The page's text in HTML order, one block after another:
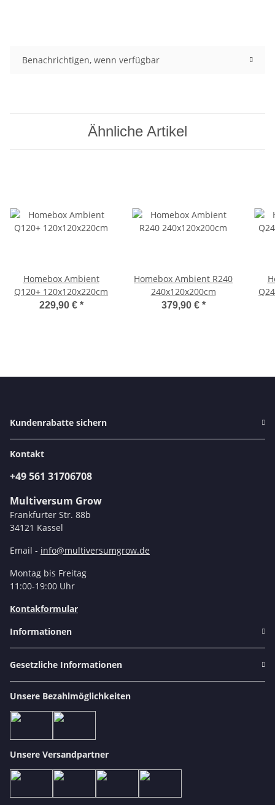
Benachrichtigen, wenn verfügbar
Ähnliche Artikel
Homebox Ambient
Q120+ 120x120x220cm
229,90 € *
Homebox Ambient R240
240x120x200cm
379,90 € *
Kundenrabatte sichern
Kontakt
+49 561 31706708
Multiversum Grow
Frankfurter Str. 88b
34121 Kassel
Email - info@multiversumgrow.de
Montag bis Freitag
11:00-19:00 Uhr
Kontakformular
Informationen
Gesetzliche Informationen
Unsere Bezahlmöglichkeiten
Unsere Versandpartner